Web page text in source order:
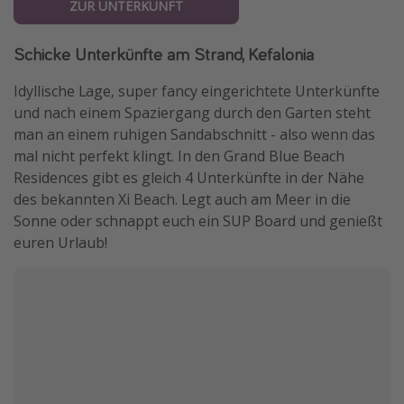
ZUR UNTERKUNFT
Schicke Unterkünfte am Strand, Kefalonia
Idyllische Lage, super fancy eingerichtete Unterkünfte
und nach einem Spaziergang durch den Garten steht
man an einem ruhigen Sandabschnitt - also wenn das
mal nicht perfekt klingt. In den Grand Blue Beach
Residences gibt es gleich 4 Unterkünfte in der Nähe
des bekannten Xi Beach. Legt auch am Meer in die
Sonne oder schnappt euch ein SUP Board und genießt
euren Urlaub!